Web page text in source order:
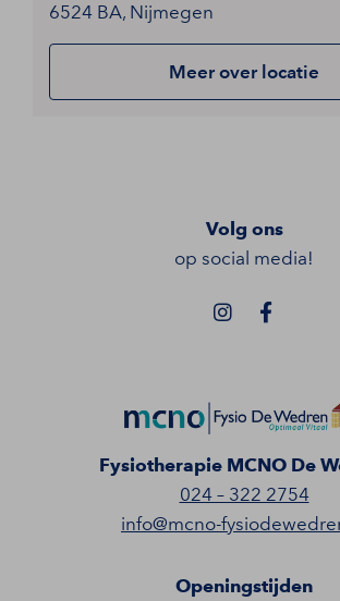
6524 BA, Nijmegen
Meer over locatie
Volg ons
op social media!
Fysiotherapie MCNO De
024 – 322 2754
info@mcno-
Openingstijden